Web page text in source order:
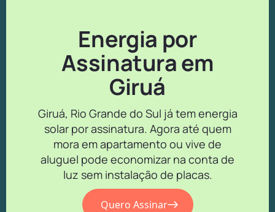
Energia por
Assinatura em
Giruá
Giruá, Rio Grande do Sul já tem energia
solar por assinatura. Agora até quem
mora em apartamento ou vive de
aluguel pode economizar na conta de
luz sem instalação de placas.
Quero Assinar